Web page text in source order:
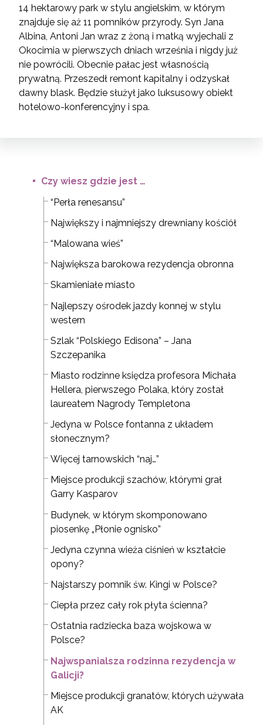
14 hektarowy park w stylu angielskim, w którym
znajduje się aż 11 pomników przyrody. Syn Jana
Albina, Antoni Jan wraz z żoną i matką wyjechali z
Okocimia w pierwszych dniach września i nigdy już
nie powrócili. Obecnie pałac jest własnością
prywatną. Przeszedł remont kapitalny i odzyskał
dawny blask. Będzie służył jako luksusowy obiekt
hotelowo-konferencyjny i spa.
Czy wiesz gdzie jest …
“Perła renesansu”
Największy i najmniejszy drewniany kościół
“Malowana wieś”
Największa barokowa rezydencja obronna
Skamieniałe miasto
Najlepszy ośrodek jazdy konnej w stylu
western
Szlak “Polskiego Edisona” – Jana
Szczepanika
Miasto rodzinne księdza profesora Michała
Hellera, pierwszego Polaka, który został
laureatem Nagrody Templetona
Jedyna w Polsce fontanna z układem
słonecznym?
Więcej tarnowskich “naj…”
Miejsce produkcji szachów, którymi grał
Garry Kasparov
Budynek, w którym skomponowano
piosenkę „Płonie ognisko”
Jedyna czynna wieża ciśnień w kształcie
opony?
Najstarszy pomnik św. Kingi w Polsce?
Ciepła przez cały rok płyta ścienna?
Ostatnia radziecka baza wojskowa w
Polsce?
Najwspanialsza rodzinna rezydencja w
Galicji?
Miejsce produkcji granatów, których używała
AK